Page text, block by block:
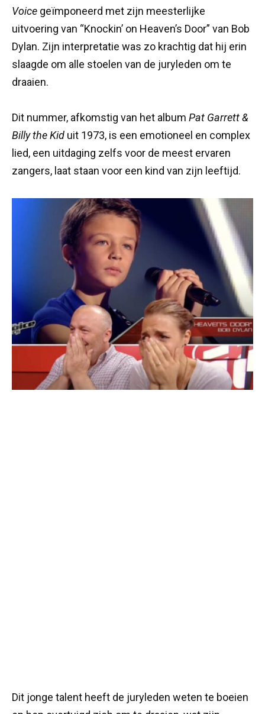
Voice geïmponeerd met zijn meesterlijke
uitvoering van “Knockin’ on Heaven’s Door” van Bob
Dylan. Zijn interpretatie was zo krachtig dat hij erin
slaagde om alle stoelen van de juryleden om te
draaien.
Dit nummer, afkomstig van het album Pat Garrett &
Billy the Kid uit 1973, is een emotioneel en complex
lied, een uitdaging zelfs voor de meest ervaren
zangers, laat staan voor een kind van zijn leeftijd.
Dit jonge talent heeft de juryleden weten te boeien